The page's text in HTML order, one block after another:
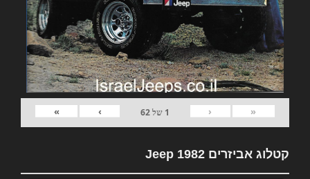
«
‹
1 של62
›
»
קטלוג אביזרים 1982 Jeep